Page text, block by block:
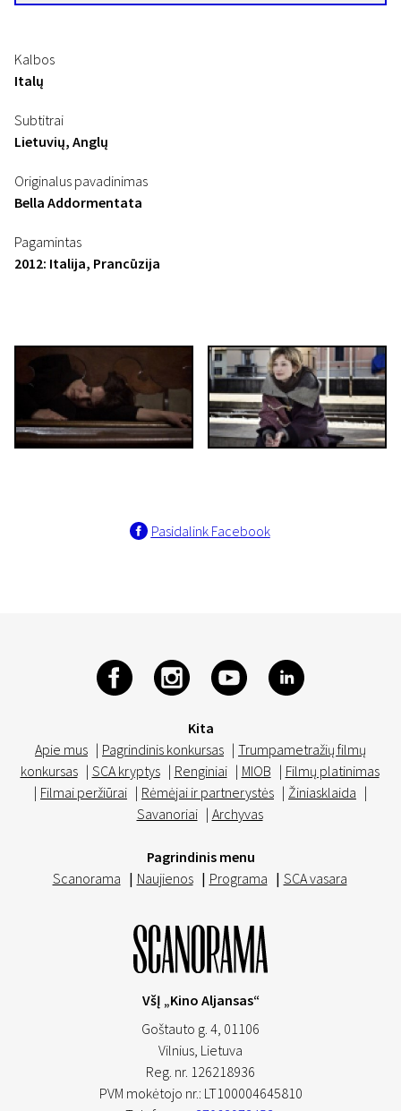
Kalbos
Italų
Subtitrai
Lietuvių, Anglų
Originalus pavadinimas
Bella Addormentata
Pagamintas
2012: Italija, Prancūzija
Pasidalink Facebook
Kita
Apie mus | Pagrindinis konkursas | Trumpametražių filmų
konkursas | SCA kryptys | Renginiai | MIOB | Filmų platinimas
| Filmai peržiūrai | Rėmėjai ir partnerystės | Žiniasklaida |
Savanoriai | Archyvas
Pagrindinis menu
Scanorama | Naujienos | Programa | SCA vasara
VšĮ „Kino Aljansas“
Goštauto g. 4, 01106
Vilnius, Lietuva
Reg. nr. 126218936
PVM mokėtojo nr.: LT100004645810